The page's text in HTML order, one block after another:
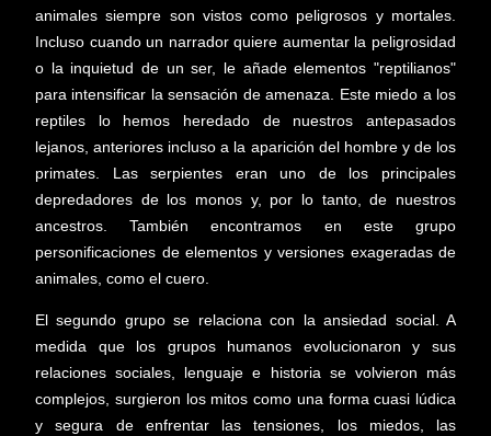
animales siempre son vistos como peligrosos y mortales.
Incluso cuando un narrador quiere aumentar la peligrosidad
o la inquietud de un ser, le añade elementos "reptilianos"
para intensificar la sensación de amenaza. Este miedo a los
reptiles lo hemos heredado de nuestros antepasados
lejanos, anteriores incluso a la aparición del hombre y de los
primates. Las serpientes eran uno de los principales
depredadores de los monos y, por lo tanto, de nuestros
ancestros. También encontramos en este grupo
personificaciones de elementos y versiones exageradas de
animales, como el cuero.
El segundo grupo se relaciona con la ansiedad social. A
medida que los grupos humanos evolucionaron y sus
relaciones sociales, lenguaje e historia se volvieron más
complejos, surgieron los mitos como una forma cuasi lúdica
y segura de enfrentar las tensiones, los miedos, las